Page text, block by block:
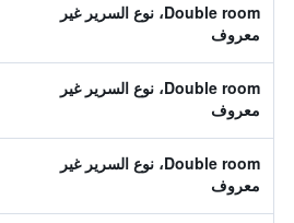
Double room، نوع السرير غير
معروف
Double room، نوع السرير غير
معروف
Double room، نوع السرير غير
معروف